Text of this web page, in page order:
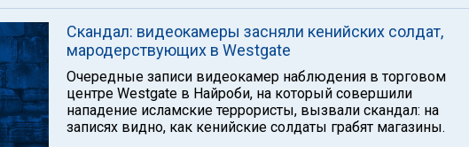
Скандал: видеокамеры засняли кенийских солдат,
мародерствующих в Westgate
Очередные записи видеокамер наблюдения в торговом
центре Westgate в Найроби, на который совершили
нападение исламские террористы, вызвали скандал: на
записях видно, как кенийские солдаты грабят магазины.